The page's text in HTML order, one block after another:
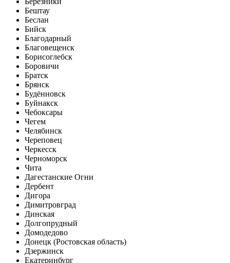
Бештау
Беслан
Бийск
Благодарный
Благовещенск
Борисоглебск
Боровичи
Братск
Брянск
Будённовск
Буйнакск
Чебоксары
Чегем
Челябинск
Череповец
Черкесск
Черноморск
Чита
Дагестанские Огни
Дербент
Дигора
Димитровград
Динская
Долгопрудный
Домодедово
Донецк (Ростовская область)
Дзержинск
Екатеринбург